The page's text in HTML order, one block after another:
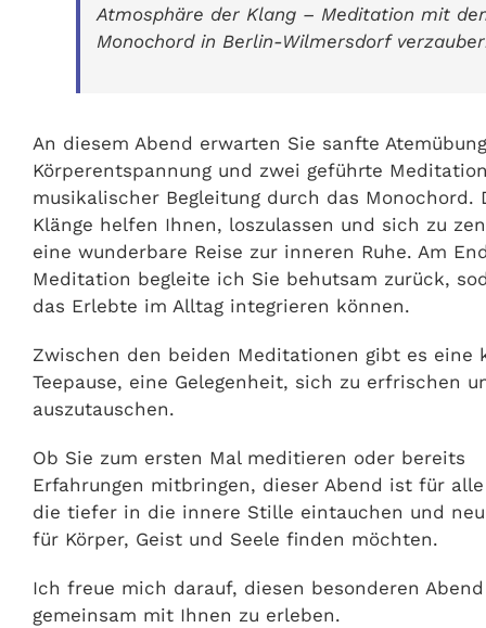
Atmosphäre der Klang – Meditation mit
Monochord in Berlin-Wilmersdorf
An diesem Abend erwarten Sie sanfte
Körperentspannung und zwei geführte
musikalischer Begleitung durch das Monochord.
Klänge helfen Ihnen, loszulassen und sich zu
eine wunderbare Reise zur inneren Ruhe. Am
Meditation begleite ich Sie behutsam zurück,
das Erlebte im Alltag integrieren können.
Zwischen den beiden Meditationen gibt es eine
Teepause, eine Gelegenheit, sich zu erfrischen
auszutauschen.
Ob Sie zum ersten Mal meditieren oder bereits
Erfahrungen mitbringen, dieser Abend ist für
die tiefer in die innere Stille eintauchen und
für Körper, Geist und Seele finden möchten.
Ich freue mich darauf, diesen besonderen Abend
gemeinsam mit Ihnen zu erleben.